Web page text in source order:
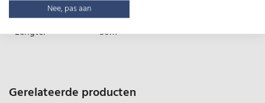
Gewicht:
Lengte:
50m
Gerelateerde producten
Nee, pas aan